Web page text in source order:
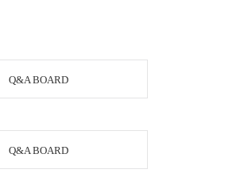
Q&A BOARD
Q&A BOARD